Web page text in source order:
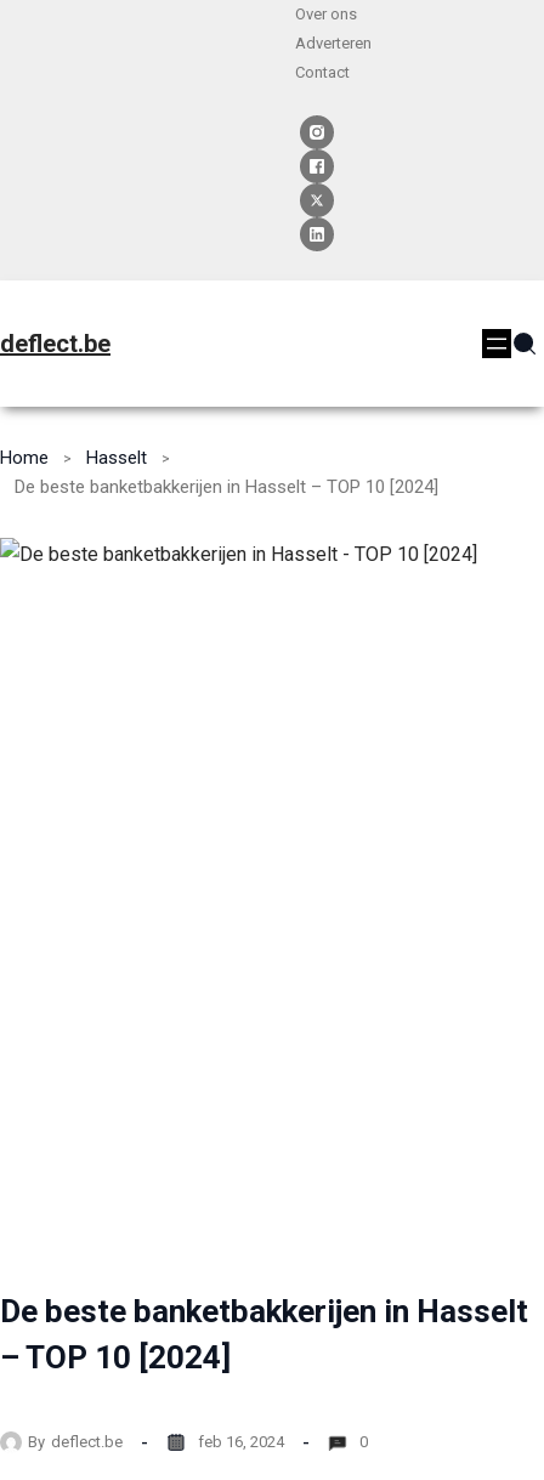
Over ons
Adverteren
Contact
deflect.be
Home
Hasselt
De beste banketbakkerijen in Hasselt – TOP 10 [2024]
De beste banketbakkerijen in Hasselt
– TOP 10 [2024]
By deflect.be feb 16, 2024 0